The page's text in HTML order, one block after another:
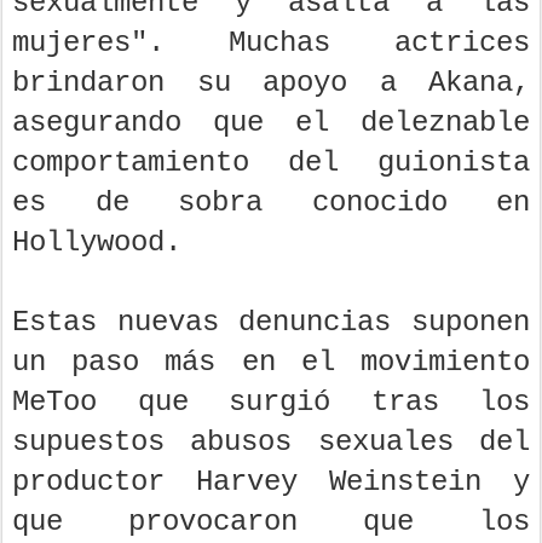
mujeres". Muchas actrices
brindaron su apoyo a Akana,
asegurando que el deleznable
comportamiento del guionista
es de sobra conocido en
Hollywood.
Estas nuevas denuncias suponen
un paso más en el movimiento
MeToo que surgió tras los
supuestos abusos sexuales del
productor Harvey Weinstein y
que provocaron que los